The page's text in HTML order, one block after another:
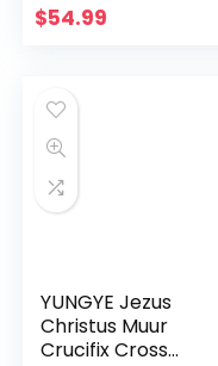
aquamarijn goud
$54.99
YUNGYE Jezus
Christus Muur
Crucifix Cross